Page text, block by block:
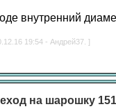
внутренний
19:54 - Андрей37. ]
на шарошку 151